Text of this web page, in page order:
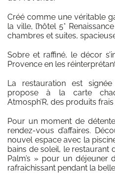
Créé comme une véritable
la ville, l’hôtel 5*
chambres et suites,
Sobre et raffiné, le décor
Provence en les
La restauration est
propose à la carte
Atmosph’R, des produits
Pour un moment de
rendez-vous d’affaires.
nouvel espace avec la
bains de soleil, le restaurant
Palm’s » pour un déjeuner
rafraichissant pendant la